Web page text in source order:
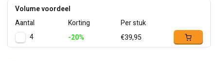
Volume voordeel
Aantal
Korting
Per stuk
4
-20% €39,95